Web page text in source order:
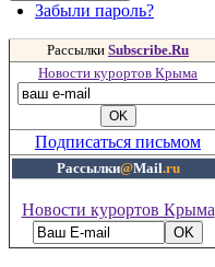
Забыли пароль?
Рассылки Subscribe.Ru
Новости курортов Крыма
Подписаться письмом
Рассылки@Mail.ru
Новости курортов Крыма